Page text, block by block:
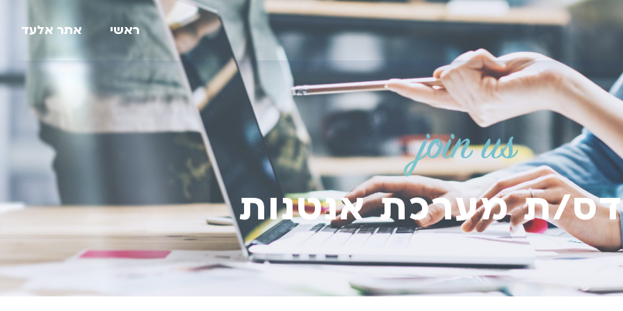
ראשי אתר אלעד
join us
ת מערכת אנטנות